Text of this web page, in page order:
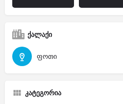
ქალაქი
ფოთი
კატეგორია